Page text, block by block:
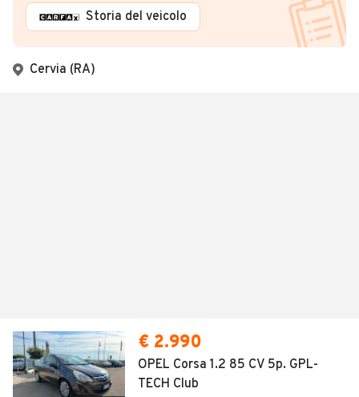
Storia del veicolo
Cervia (RA)
€ 2.990
OPEL Corsa 1.2 85 CV 5p. GPL-
TECH Club